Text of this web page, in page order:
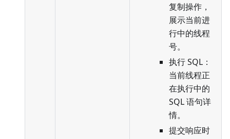
复制操作，
展示当前进
行中的线程
号。
执行 SQL：
当前线程正
在执行中的
SQL 语句详
情。
提交响应时